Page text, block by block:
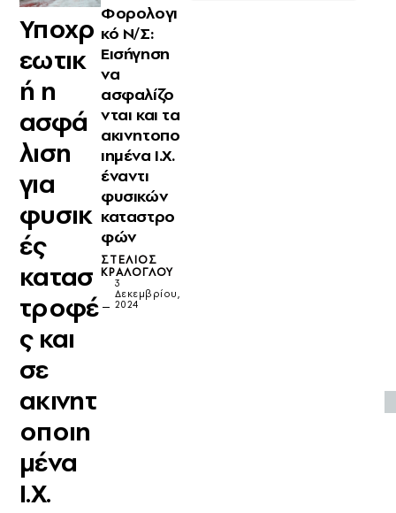
Υποχρ
εωτικ
ή η
ασφά
λιση
για
φυσικ
ές
κατασ
τροφέ
ς και
σε
ακινητ
οποιη
μένα
Ι.Χ.
Φορολογι
κό Ν/Σ:
Εισήγηση
να
ασφαλίζο
νται και τα
ακινητοπο
ιημένα Ι.Χ.
έναντι
φυσικών
καταστρο
φών
ΣΤΈΛΙΟΣ
ΚΡΆΛΟΓΛΟΥ
3
Δεκεμβρίου,
2024